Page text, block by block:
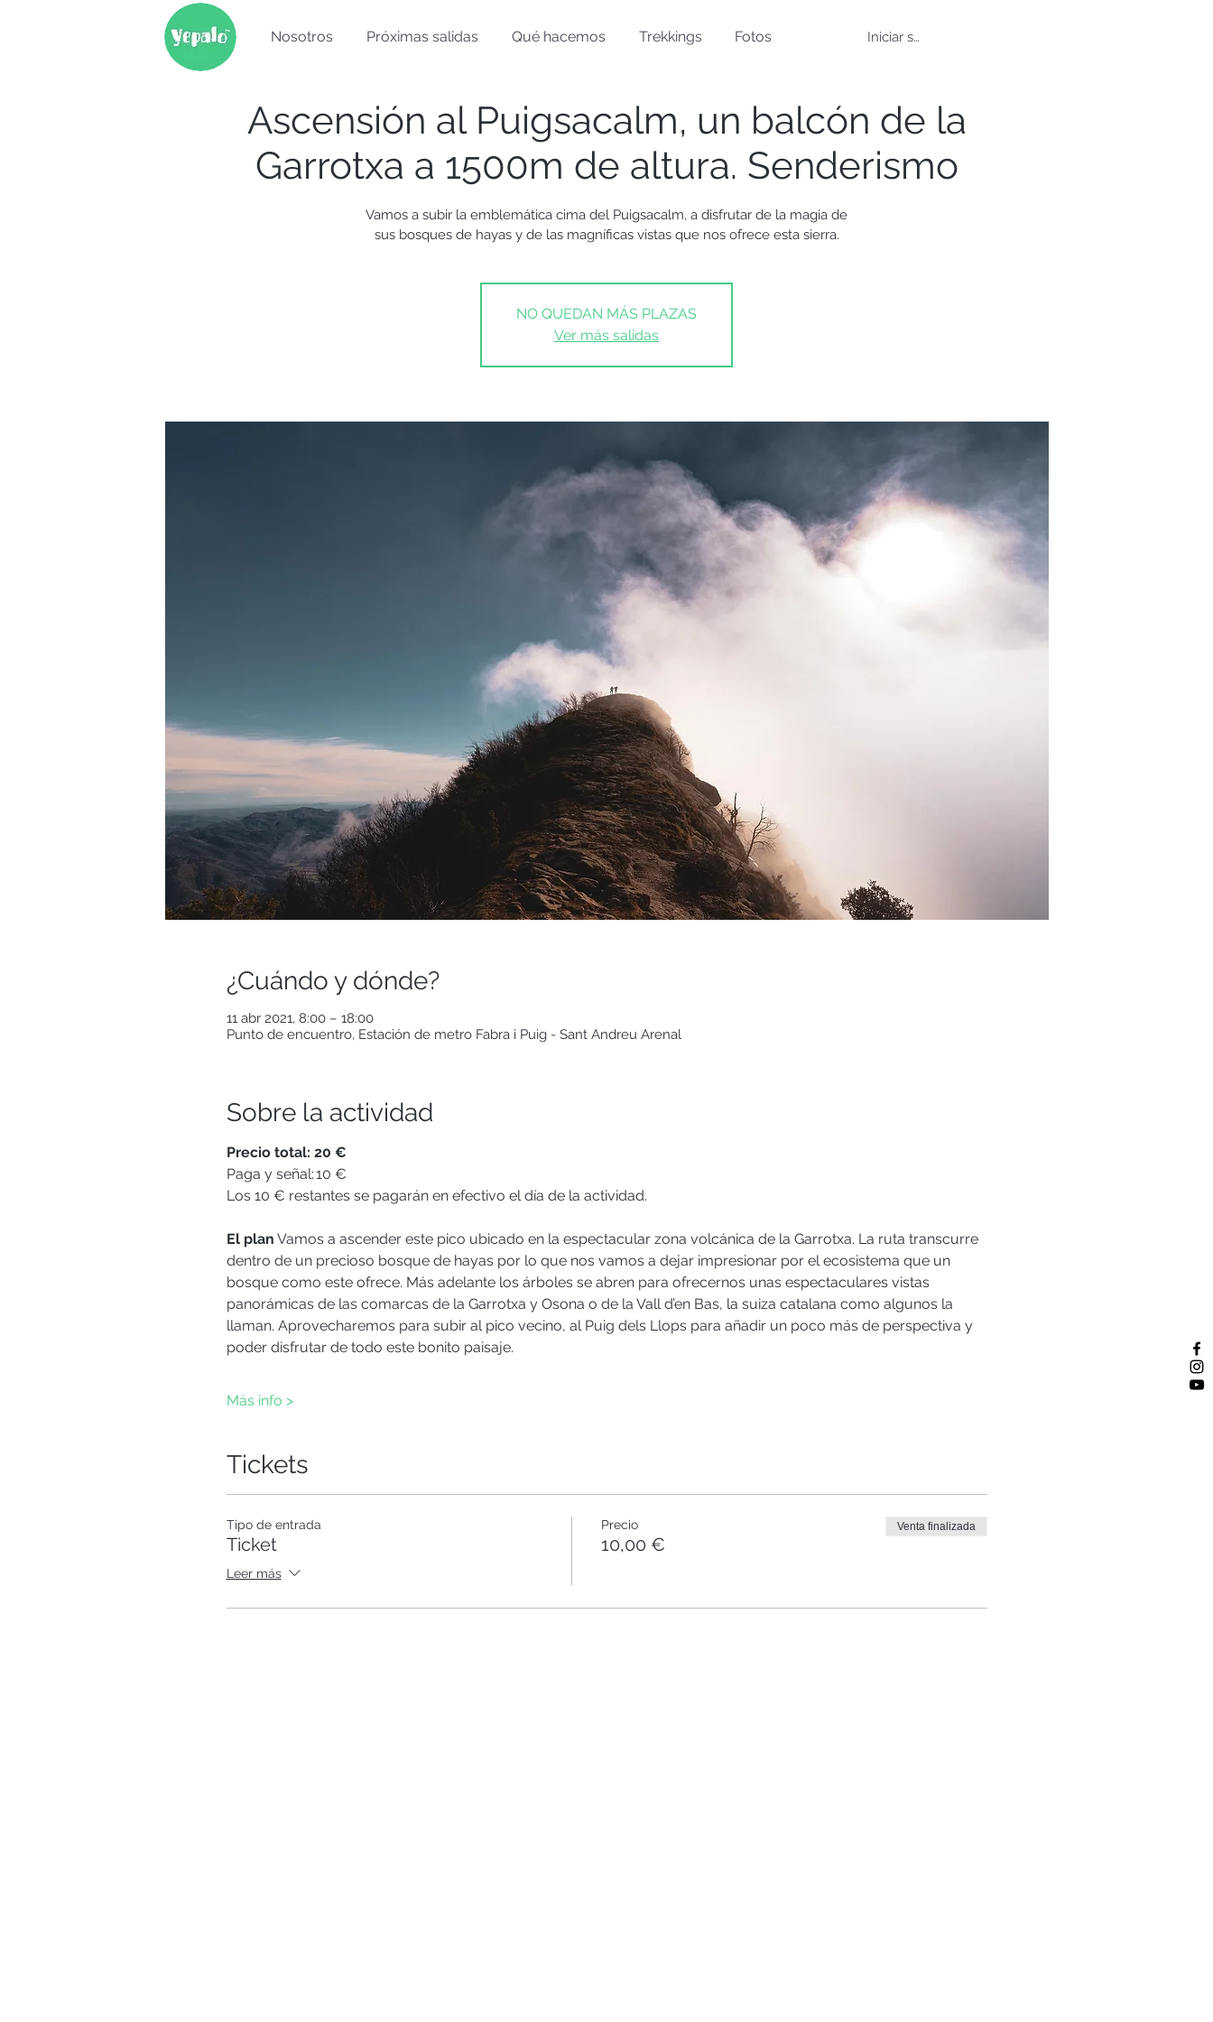
Nosotros Próximas salidas Qué hacemos Trekkings Fotos Iniciar sesión
Ascensión al Puigsacalm, un balcón de la
Garrotxa a 1500m de altura. Senderismo
Vamos a subir la emblemática cima del Puigsacalm, a disfrutar de la magia de
sus bosques de hayas y de las magníficas vistas que nos ofrece esta sierra.
NO QUEDAN MÁS PLAZAS
Ver más salidas
¿Cuándo y dónde?
11 abr 2021, 8:00 – 18:00
Punto de encuentro, Estación de metro Fabra i Puig - Sant Andreu Arenal
Sobre la actividad
Precio total: 20 €
Paga y señal: 10 €
Los 10 € restantes se pagarán en efectivo el día de la actividad.
El plan Vamos a ascender este pico ubicado en la espectacular zona volcánica de la Garrotxa. La ruta transcurre
dentro de un precioso bosque de hayas por lo que nos vamos a dejar impresionar por el ecosistema que un
bosque como este ofrece. Más adelante los árboles se abren para ofrecernos unas espectaculares vistas
panorámicas de las comarcas de la Garrotxa y Osona o de la Vall d’en Bas, la suiza catalana como algunos la
llaman. Aprovecharemos para subir al pico vecino, al Puig dels Llops para añadir un poco más de perspectiva y
poder disfrutar de todo este bonito paisaje.
Más info >
Tickets
Tipo de entrada
Ticket
Leer más
Precio
10,00 €
Venta finalizada